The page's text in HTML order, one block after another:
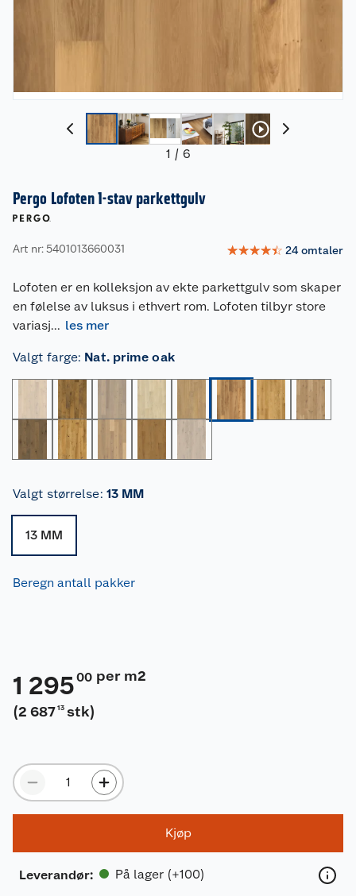
1 / 6
Pergo Lofoten 1-stav parkettgulv
Art nr: 5401013660031 ☆☆☆☆☆ 24omtaler
Lofoten er en kolleksjon av ekte parkettgulv som skaper
en følelse av luksus i ethvert rom. Lofoten tilbyr store
variasj... les mer
Valgt farge: Nat. prime oak
Valgt størrelse: 13 MM
13 MM
Beregn antall pakker
1 29500 per m2
(2 687 13 stk)
Kjøp
Leverandør: På lager (+100)